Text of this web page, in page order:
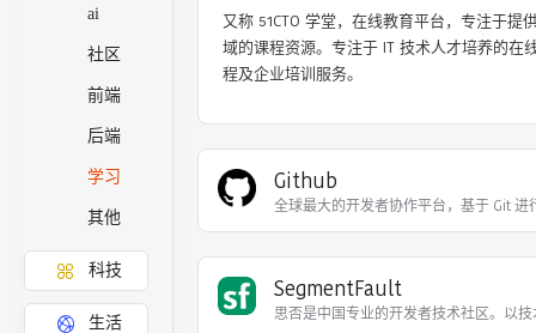
ai
社区
前端
后端
学习
其他
科技
生活
主
页
又称 51CTO 学堂，在线教育平台，专注于提
域的课程资源。专注于 IT 技术人才培养的在
程及企业培训服务。
Github
全球最大的开发者协作平台，基于 Git 进
SegmentFault
思否是中国专业的开发者技术社区。以